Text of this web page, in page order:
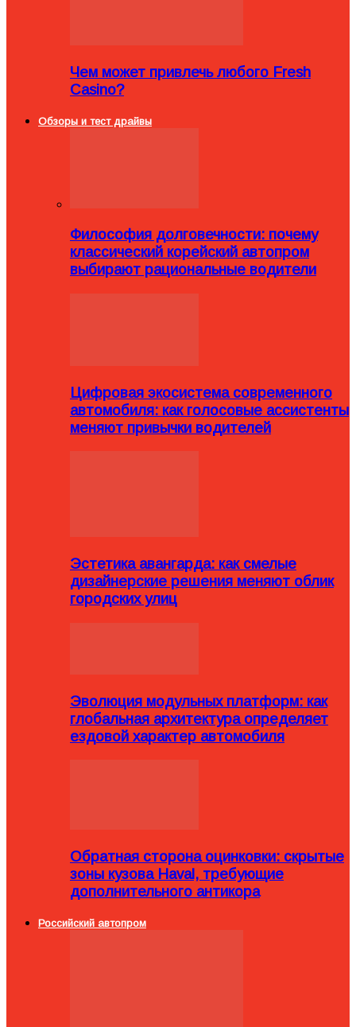
Чем может привлечь любого Fresh
Casino?
Обзоры и тест драйвы
Философия долговечности: почему
классический корейский автопром
выбирают рациональные водители
Цифровая экосистема современного
автомобиля: как голосовые ассистенты
меняют привычки водителей
Эстетика авангарда: как смелые
дизайнерские решения меняют облик
городских улиц
Эволюция модульных платформ: как
глобальная архитектура определяет
ездовой характер автомобиля
Обратная сторона оцинковки: скрытые
зоны кузова Haval, требующие
дополнительного антикора
Российский автопром